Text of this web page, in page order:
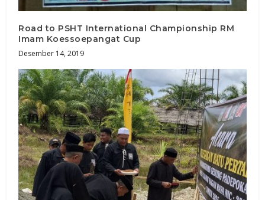
Road to PSHT International Championship RM
Imam Koessoepangat Cup
Desember 14, 2019